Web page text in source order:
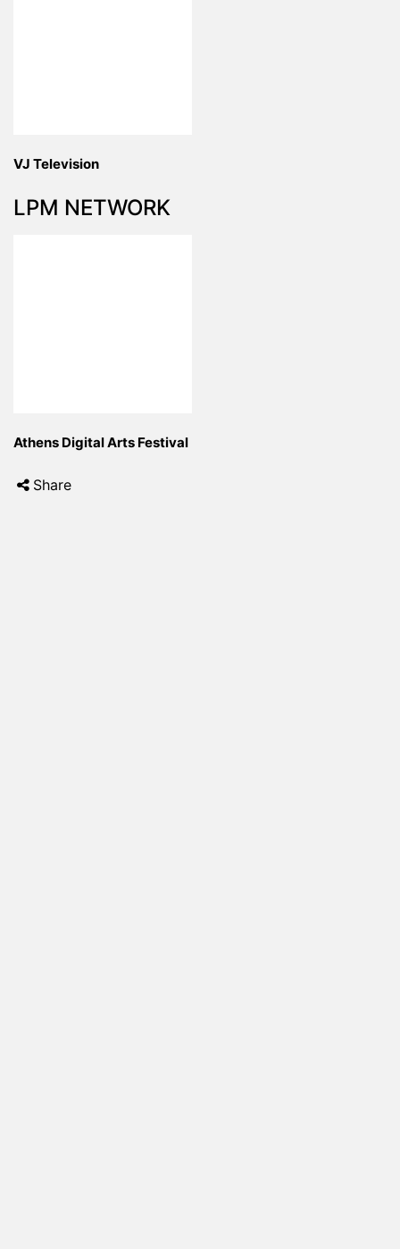
VJ Television
LPM NETWORK
Athens Digital Arts Festival
Share